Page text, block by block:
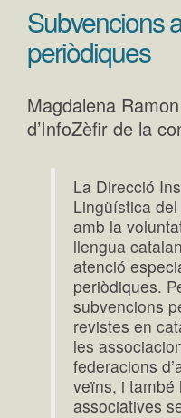
Subvencions
periòdiques
Magdalena
d’InfoZèfir de la
La Direcció
Lingüística
amb la
llengua
atenció
periòdiques.
subvencions
revistes en
les
federacions
veïns, i també
associatives